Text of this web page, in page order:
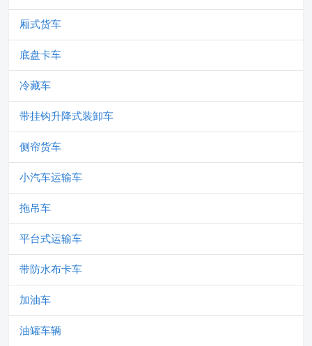
厢式货车
底盘卡车
冷藏车
带挂钩升降式装卸车
侧帘货车
小汽车运输车
拖吊车
平台式运输车
带防水布卡车
加油车
油罐车辆